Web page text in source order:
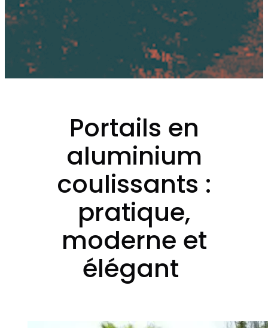
Portails en
aluminium
coulissants :
pratique,
moderne et
élégant